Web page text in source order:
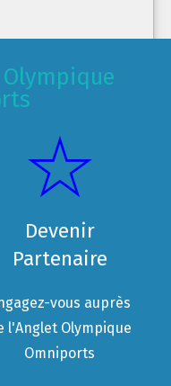
Devenir
Partenaire
vous auprès
l'Anglet Olympique
Omniports